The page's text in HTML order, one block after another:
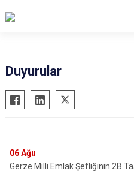
Ayancık
Boyabat
Durağan
Erfelek
Duyurular
06Ağu
Gerze Milli Emlak Şefliğinin 2B